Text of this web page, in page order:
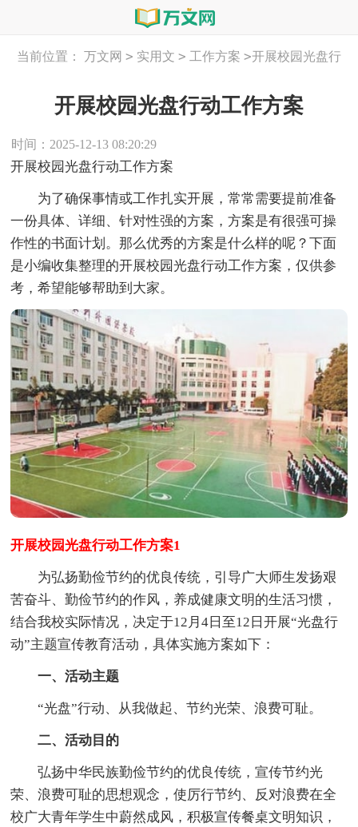
当前位置： 万文网 > 实用文 > 工作方案 >开展校园光盘行
开展校园光盘行动工作方案
时间：2025-12-13 08:20:29
开展校园光盘行动工作方案
为了确保事情或工作扎实开展，常常需要提前准备
一份具体、详细、针对性强的方案，方案是有很强可操
作性的书面计划。那么优秀的方案是什么样的呢？下面
是小编收集整理的开展校园光盘行动工作方案，仅供参
考，希望能够帮助到大家。
开展校园光盘行动工作方案1
为弘扬勤俭节约的优良传统，引导广大师生发扬艰
苦奋斗、勤俭节约的作风，养成健康文明的生活习惯，
结合我校实际情况，决定于12月4日至12日开展“光盘行
动”主题宣传教育活动，具体实施方案如下：
一、活动主题
“光盘”行动、从我做起、节约光荣、浪费可耻。
二、活动目的
弘扬中华民族勤俭节约的优良传统，宣传节约光
荣、浪费可耻的思想观念，使厉行节约、反对浪费在全
校广大青年学生中蔚然成风，积极宣传餐桌文明知识，